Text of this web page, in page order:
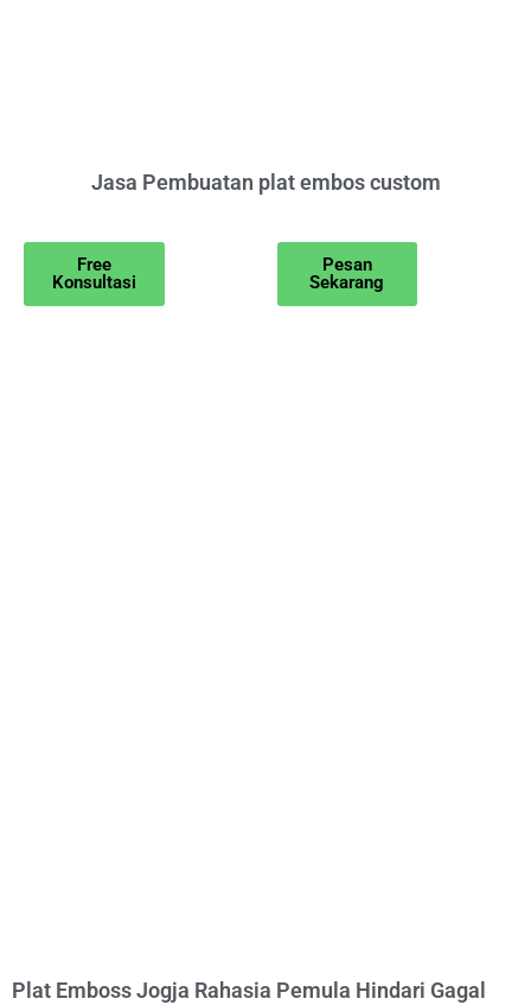
Jasa Pembuatan plat embos custom
Free
Konsultasi
Pesan
Sekarang
Plat Emboss Jogja Rahasia Pemula Hindari Gagal